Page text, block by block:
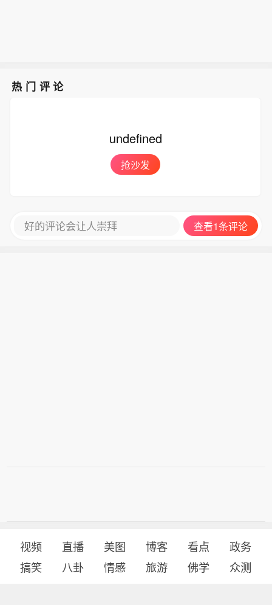
热门评论
undefined
抢沙发
好的评论会让人崇拜 查看1条评论
视频 直播 美图 博客 看点
政务
搞笑
八卦 情感 旅游 佛学 众测